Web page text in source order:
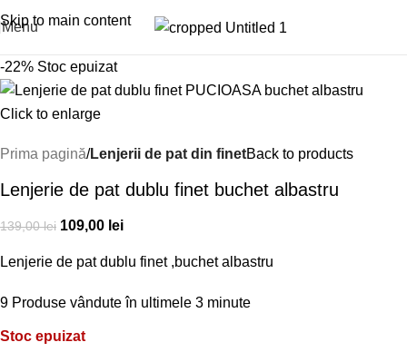
Skip to main content
0799996381
Menu
-22% Stoc epuizat
Click to enlarge
Prima pagină Lenjerii de pat din finetBack to products
Lenjerie de pat dublu finet buchet albastru
139,00lei 109,00 lei
Lenjerie de pat dublu finet ,buchet albastru
9 Produse vândute în ultimele 3 minute
Stoc epuizat